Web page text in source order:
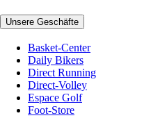
Unsere Geschäfte
Basket-Center
Daily Bikers
Direct Running
Direct-Volley
Espace Golf
Foot-Store